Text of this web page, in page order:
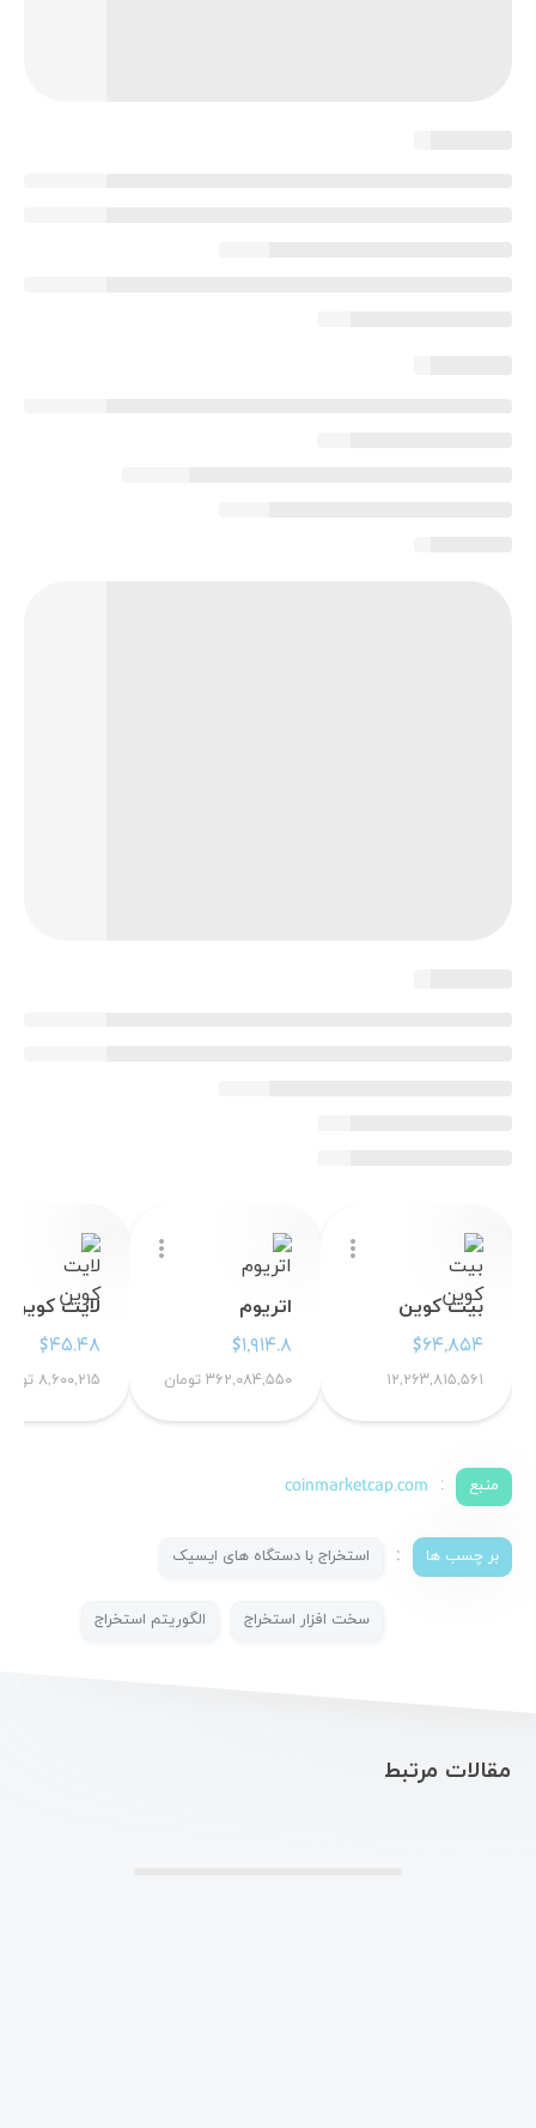
بیت کوین
$۶۴,۸۵۴
۱۲,۲۶۳,۸۱۵,۵۶۱
more_vert
اتریوم
$۱,۹۱۴.۸
۳۶۲,۰۸۴,۵۵۰ تومان
more_vert
لایت کوین
$۴۵.۴۸
۸,۶۰۰,۲۱۵ تومان
منبع :
coinmarketcap.com
بر چسب ها : استخراج با دستگاه های ایسیک
سخت افزار استخراج الگوریتم استخراج
مقالات مرتبط